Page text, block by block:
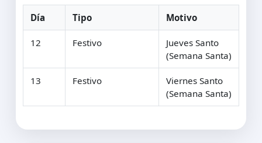
Día Tipo Motivo
12 Festivo
Jueves Santo
(Semana Santa)
13 Festivo
Viernes Santo
(Semana Santa)